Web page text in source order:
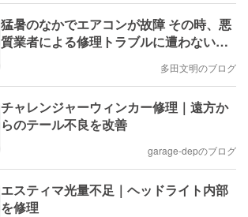
猛暑のなかでエアコンが故障 その時、悪
質業者による修理トラブルに遭わないた
多田文明のブログ
チャレンジャーウィンカー修理｜遠方か
らのテール不良を改善
garage-depのブログ
エスティマ光量不足｜ヘッドライト内部
を修理